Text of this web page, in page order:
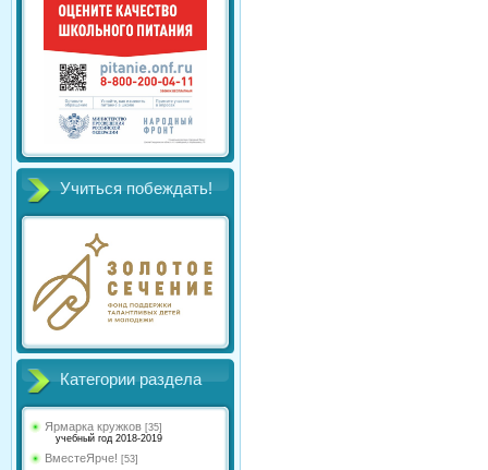
Учиться побеждать!
Категории раздела
Ярмарка кружков [35]
учебный год 2018-2019
ВместеЯрче! [53]